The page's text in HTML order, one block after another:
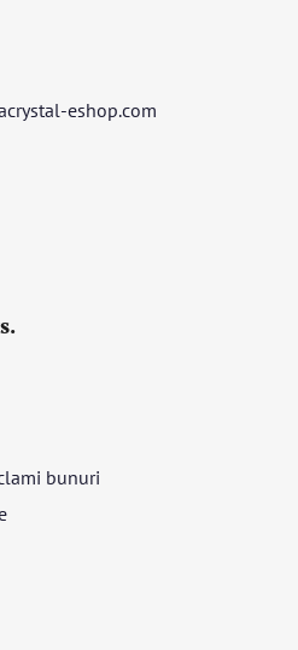
s
eshop.com
bunuri